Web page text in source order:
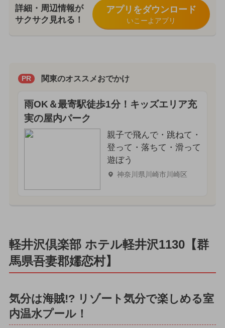
詳細・周辺情報が
サクサク見れる！
アプリをダウンロード
いこーよアプリ
PR 関東のオススメおでかけ
雨OK＆最寄駅徒歩1分！キッズエリア充
実の屋内パーク
親子で飛んで・跳ねて・
登って・落ちて・滑って
遊ぼう
神奈川県川崎市川崎区
軽井沢倶楽部 ホテル軽井沢1130【群
馬県吾妻郡嬬恋村】
気分は海賊!? リゾート気分で楽しめる室
内温水プール！